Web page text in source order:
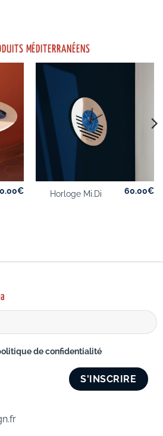
MÉDITERRANÉENS
€ Horloge Mi.Di 60.00€
de confidentialité